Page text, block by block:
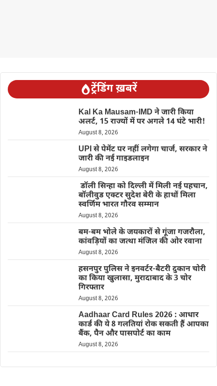
ट्रेंडिंग ख़बरें
Kal Ka Mausam-IMD ने जारी किया
अलर्ट, 15 राज्यों में पर अगले 14 घंटे भारी!
August 8, 2026
UPI से पेमेंट पर नहीं लगेगा चार्ज, सरकार ने
जारी की नई गाइडलाइन
August 8, 2026
डॉली सिन्हा को दिल्ली में मिली नई पहचान,
बॉलीवुड एक्टर सुदेश बेरी के हाथों मिला
स्वर्णिम भारत गौरव सम्मान
August 8, 2026
बम-बम भोले के जयकारों से गूंजा गजरौला,
कांवड़ियों का जत्था मंजिल की ओर रवाना
August 8, 2026
हसनपुर पुलिस ने इनवर्टर-बैटरी दुकान चोरी
का किया खुलासा, मुरादाबाद के 3 चोर
गिरफ्तार
August 8, 2026
Aadhaar Card Rules 2026 : आधार
कार्ड की ये 8 गलतियां रोक सकती हैं आपका
बैंक, पैन और पासपोर्ट का काम
August 8, 2026